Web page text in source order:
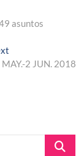
asuntos
Next
post:2 JUN. 2018
Buscar